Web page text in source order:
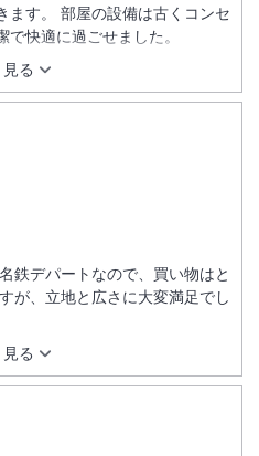
る
ます。 部屋の設備は古くコンセ
快適に過ごせました。
る
鉄デパートなので、買い物はと
が、立地と広さに大変満足でし